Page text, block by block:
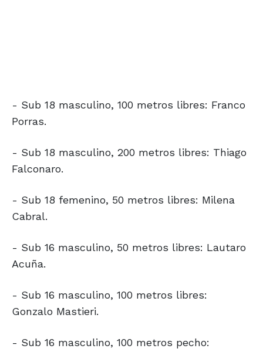
- Sub 18 masculino, 100 metros libres: Franco
Porras.
- Sub 18 masculino, 200 metros libres: Thiago
Falconaro.
- Sub 18 femenino, 50 metros libres: Milena
Cabral.
- Sub 16 masculino, 50 metros libres: Lautaro
Acuña.
- Sub 16 masculino, 100 metros libres:
Gonzalo Mastieri.
- Sub 16 masculino, 100 metros pecho: